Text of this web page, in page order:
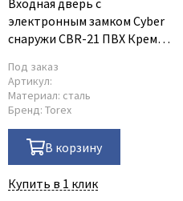
Входная дверь с
электронным замком Cyber
снаружи CBR-21 ПВХ Крема
Под заказ
Артикул:
Материал: сталь
Бренд: Torex
В корзину
Купить в 1 клик